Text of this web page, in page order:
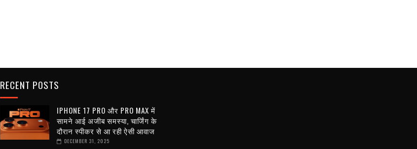
RECENT POSTS
IPHONE 17 PRO और PRO MAX में
सामने आई अजीब समस्या, चार्जिंग के
दौरान स्पीकर से आ रही ऐसी आवाज
DECEMBER 31, 2025